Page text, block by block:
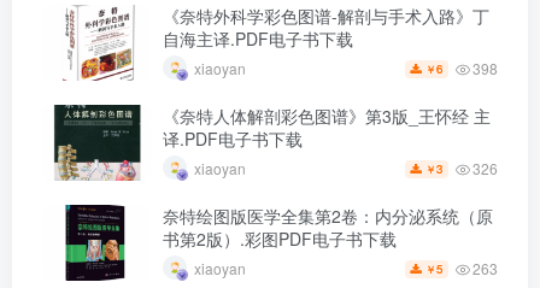
《奈特外科学彩色图谱-解剖与手术入路》丁
自海主译.PDF电子书下载
xiaoyan ￥6 398
《奈特人体解剖彩色图谱》第3版_王怀经 主
译.PDF电子书下载
xiaoyan ￥3 326
奈特绘图版医学全集第2卷：内分泌系统（原
书第2版）.彩图PDF电子书下载
xiaoyan ￥5 263